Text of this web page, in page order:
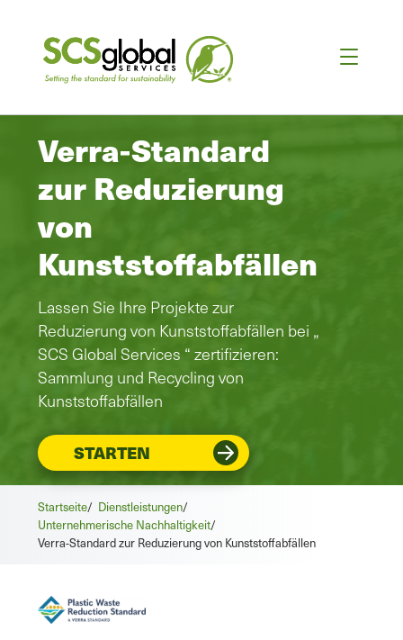
Verra-Standard
zur Reduzierung
von
Kunststoffabfällen
Lassen Sie Ihre Projekte zur
Reduzierung von Kunststoffabfällen bei „
SCS Global Services “ zertifizieren:
Sammlung und Recycling von
Kunststoffabfällen
STARTEN
Startseite/ Dienstleistungen/
Unternehmerische Nachhaltigkeit/
Verra-Standard zur Reduzierung von Kunststoffabfällen